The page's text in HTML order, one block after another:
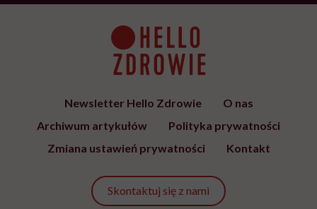
Newsletter Hello Zdrowie
O nas
Archiwum artykułów
Polityka prywatności
Zmiana ustawień prywatności
Kontakt
Skontaktuj się z nami